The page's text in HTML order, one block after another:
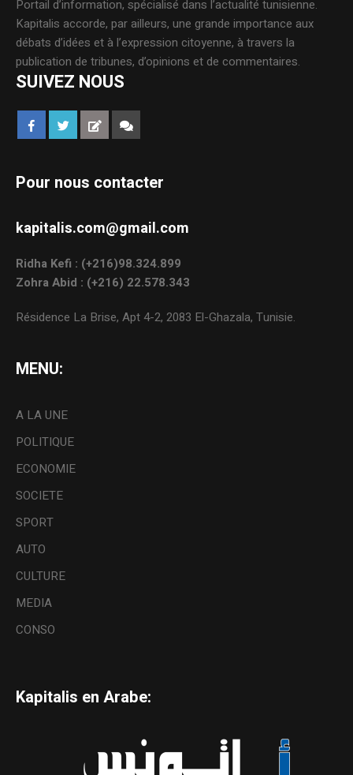
Portail d’information, spécialisé dans l’actualité tunisienne.
Kapitalis accorde, par ailleurs, une grande importance aux
débats d’idées et à l’expression citoyenne, à travers la
publication de tribunes, d’opinions et de commentaires.
SUIVEZ NOUS
Pour nous contacter
kapitalis.com@gmail.com
Ridha Kefi : (+216)98.324.899
Zohra Abid : (+216) 22.578.343
Résidence La Brise, Apt 4-2, 2083 El-Ghazala, Tunisie.
MENU:
A LA UNE
POLITIQUE
ECONOMIE
SOCIETE
SPORT
AUTO
CULTURE
MEDIA
CONSO
Kapitalis en Arabe: